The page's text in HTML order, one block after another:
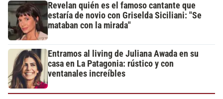
Revelan quién es el famoso cantante que
estaría de novio con Griselda Siciliani: "Se
mataban con la mirada"
Entramos al living de Juliana Awada en su
casa en La Patagonia: rústico y con
ventanales increíbles